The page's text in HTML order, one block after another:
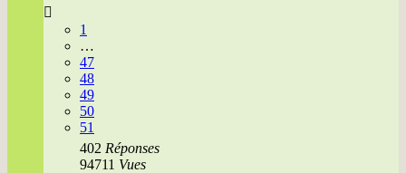
1
…
47
48
49
50
51
402 Réponses
94711 Vues